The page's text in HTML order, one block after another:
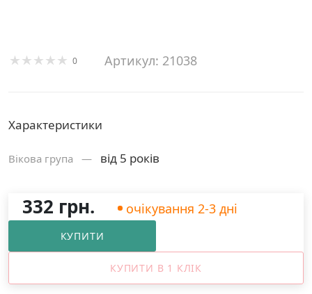
0 Артикул: 21038
Характеристики
Вікова група — від 5 років
332 грн. очікування 2-3 дні
КУПИТИ
КУПИТИ В 1 КЛІК